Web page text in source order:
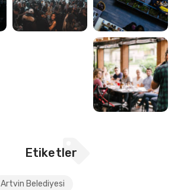
Etiketler
Artvin Belediyesi